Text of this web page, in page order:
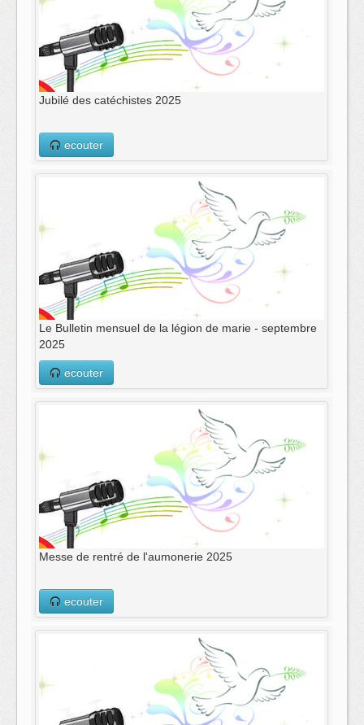
Jubilé des catéchistes 2025
ecouter
Le Bulletin mensuel de la légion de marie - septembre
2025
ecouter
Messe de rentré de l'aumonerie 2025
ecouter